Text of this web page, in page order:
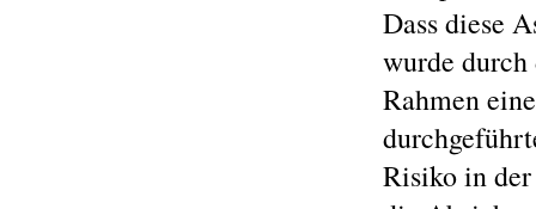
Dass diese
wurde
Rahmen
Risiko in